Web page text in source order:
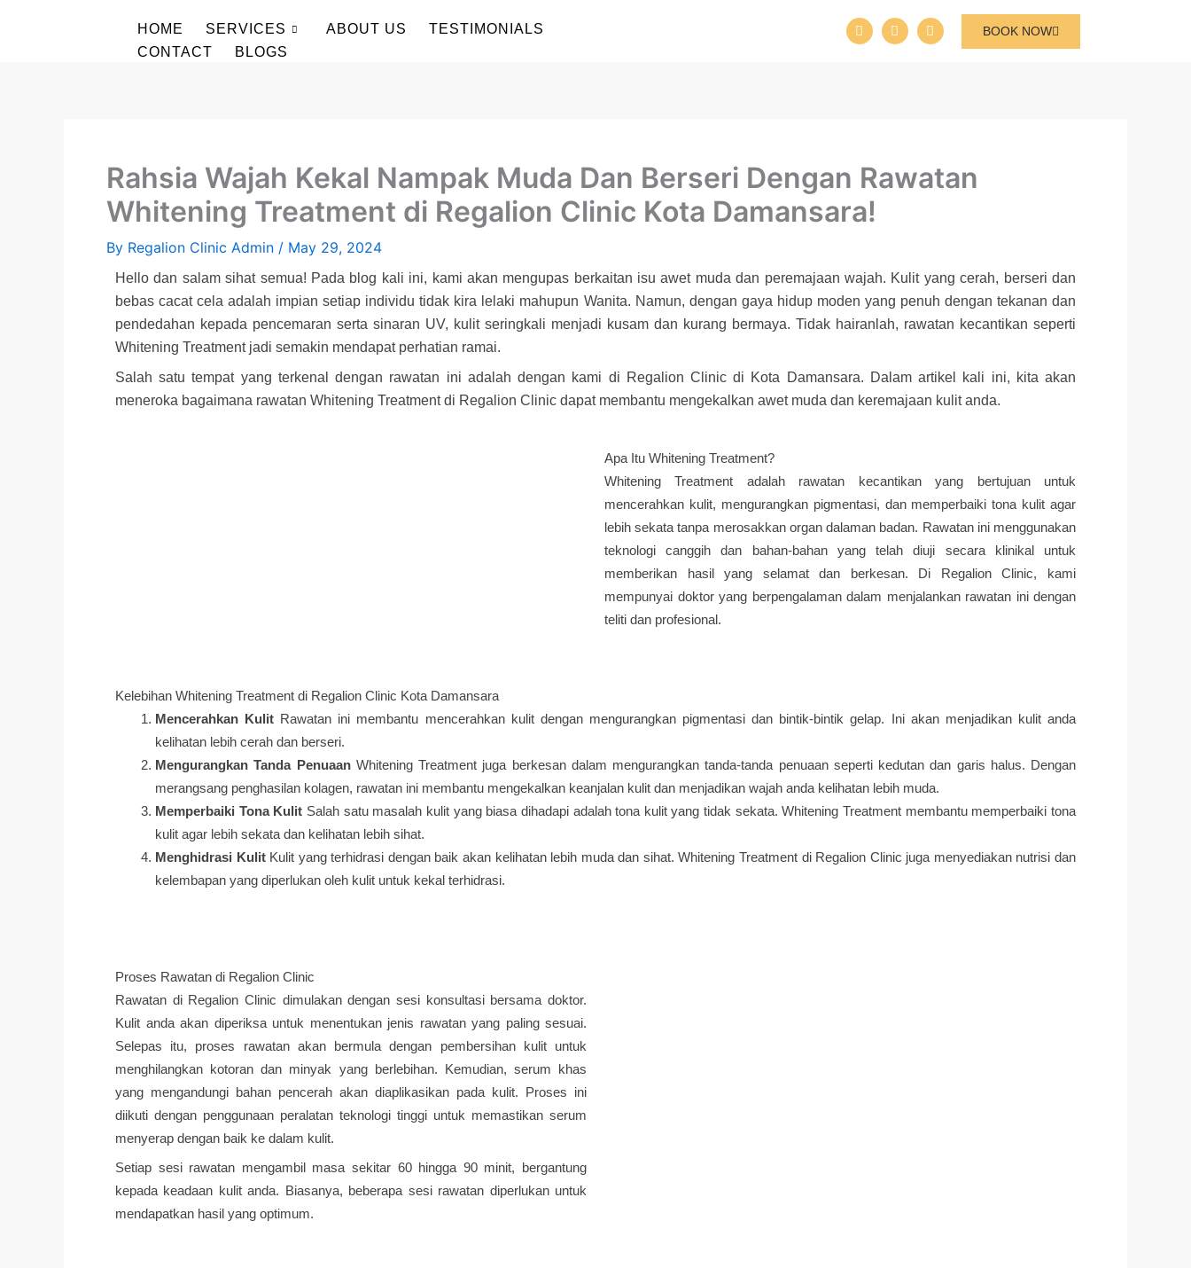
HOME SERVICES ABOUT US
TESTIMONIALS
CONTACT
BLOGS
I
c
o
o
k
I
c
o
r
a
T
i
k
BOOK NOW
Rahsia Wajah Kekal Nampak Muda Dan Berseri Dengan Rawatan
Whitening Treatment di Regalion Clinic Kota Damansara!
By Regalion Clinic Admin / May 29, 2024
Hello dan salam sihat semua! Pada blog kali ini, kami akan mengupas berkaitan isu awet muda dan peremajaan wajah. Kulit yang cerah, berseri dan
bebas cacat cela adalah impian setiap individu tidak kira lelaki mahupun Wanita. Namun, dengan gaya hidup moden yang penuh dengan tekanan dan
pendedahan kepada pencemaran serta sinaran UV, kulit seringkali menjadi kusam dan kurang bermaya. Tidak hairanlah, rawatan kecantikan seperti
Whitening Treatment jadi semakin mendapat perhatian ramai.
Salah satu tempat yang terkenal dengan rawatan ini adalah dengan kami di Regalion Clinic di Kota Damansara. Dalam artikel kali ini, kita akan
meneroka bagaimana rawatan Whitening Treatment di Regalion Clinic dapat membantu mengekalkan awet muda dan keremajaan kulit anda.
Apa Itu Whitening Treatment?
Whitening Treatment adalah rawatan kecantikan yang bertujuan untuk
mencerahkan kulit, mengurangkan pigmentasi, dan memperbaiki tona kulit agar
lebih sekata tanpa merosakkan organ dalaman badan. Rawatan ini menggunakan
teknologi canggih dan bahan-bahan yang telah diuji secara klinikal untuk
memberikan hasil yang selamat dan berkesan. Di Regalion Clinic, kami
mempunyai doktor yang berpengalaman dalam menjalankan rawatan ini dengan
teliti dan profesional.
Kelebihan Whitening Treatment di Regalion Clinic Kota Damansara
Mencerahkan Kulit Rawatan ini membantu mencerahkan kulit dengan mengurangkan pigmentasi dan bintik-bintik gelap. Ini akan menjadikan kulit anda
kelihatan lebih cerah dan berseri.
Mengurangkan Tanda PenuaanWhitening Treatment juga berkesan dalam mengurangkan tanda-tanda penuaan seperti kedutan dan garis halus. Dengan
merangsang penghasilan kolagen, rawatan ini membantu mengekalkan keanjalan kulit dan menjadikan wajah anda kelihatan lebih muda.
Memperbaiki Tona Kulit Salah satu masalah kulit yang biasa dihadapi adalah tona kulit yang tidak sekata. Whitening Treatment membantu memperbaiki tona
kulit agar lebih sekata dan kelihatan lebih sihat.
Menghidrasi KulitKulit yang terhidrasi dengan baik akan kelihatan lebih muda dan sihat. Whitening Treatment di Regalion Clinic juga menyediakan nutrisi dan
kelembapan yang diperlukan oleh kulit untuk kekal terhidrasi.
Proses Rawatan di Regalion Clinic
Rawatan di Regalion Clinic dimulakan dengan sesi konsultasi bersama doktor.
Kulit anda akan diperiksa untuk menentukan jenis rawatan yang paling sesuai.
Selepas itu, proses rawatan akan bermula dengan pembersihan kulit untuk
menghilangkan kotoran dan minyak yang berlebihan. Kemudian, serum khas
yang mengandungi bahan pencerah akan diaplikasikan pada kulit. Proses ini
diikuti dengan penggunaan peralatan teknologi tinggi untuk memastikan serum
menyerap dengan baik ke dalam kulit.
Setiap sesi rawatan mengambil masa sekitar 60 hingga 90 minit, bergantung
kepada keadaan kulit anda. Biasanya, beberapa sesi rawatan diperlukan untuk
mendapatkan hasil yang optimum.